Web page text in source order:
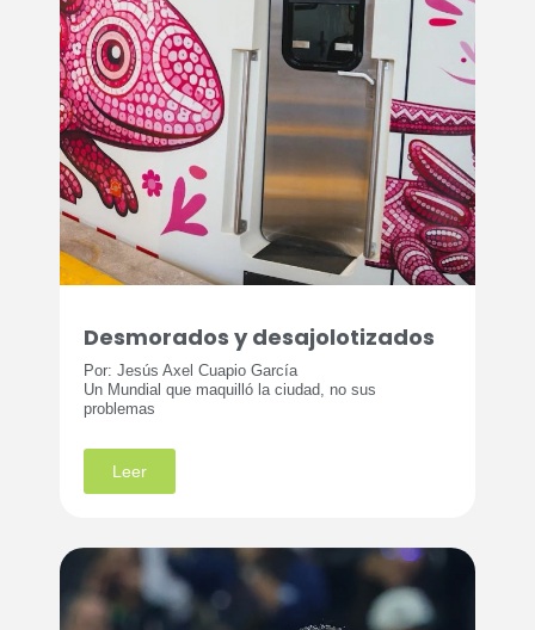
Desmorados y desajolotizados
Por: Jesús Axel Cuapio García
Un Mundial que maquilló la ciudad, no sus
problemas
Leer